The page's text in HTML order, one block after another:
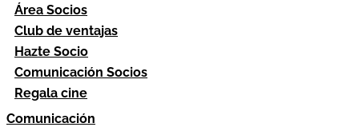
Área Socios
Club de ventajas
Hazte Socio
Comunicación Socios
Regala cine
Comunicación